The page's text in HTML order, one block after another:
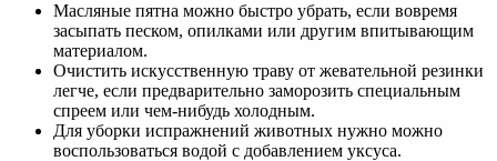
Масляные пятна можно быстро убрать, если вовремя
засыпать песком, опилками или другим впитывающим
материалом.
Очистить искусственную траву от жевательной резинки
легче, если предварительно заморозить специальным
спреем или чем-нибудь холодным.
Для уборки испражнений животных нужно можно
воспользоваться водой с добавлением уксуса.